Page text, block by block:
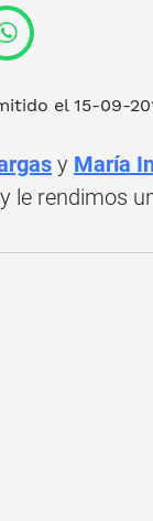
el 15-09-
y María
le rendimos